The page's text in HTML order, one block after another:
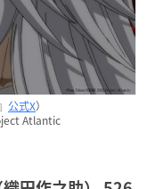
公式X）
Atlantic